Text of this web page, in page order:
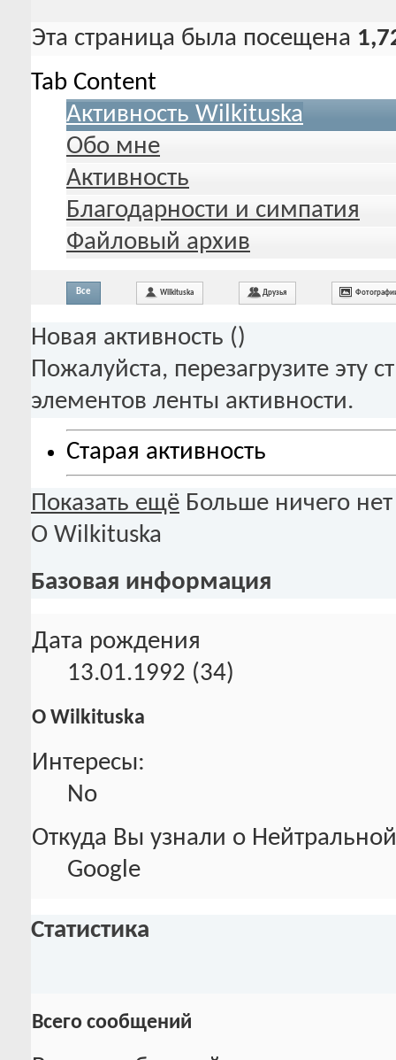
Эта страница была посещена
Tab Content
Активность Wilkituska
Обо мне
Активность
Благодарности и симпатия
Файловый архив
Все Wilkituska Друзья
Новая активность ()
Пожалуйста, перезагрузите эту
элементов ленты активности.
Старая активность
Показать ещё Больше ничего нет
О Wilkituska
Базовая информация
Дата рождения
13.01.1992 (34)
О Wilkituska
Интересы:
No
Откуда Вы узнали о
Google
Статистика
Всего сообщений